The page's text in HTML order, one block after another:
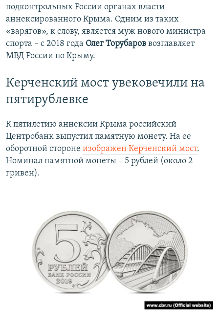
подконтрольных России органах власти
аннексированного Крыма. Одним из таких
«варягов», к слову, является муж нового министра
спорта – с 2018 года Олег Торубаров возглавляет
МВД России по Крыму.
Керченский мост увековечили на
пятирублевке
К пятилетию аннексии Крыма российский
Центробанк выпустил памятную монету. На ее
оборотной стороне изображен Керченский мост.
Номинал памятной монеты – 5 рублей (около 2
гривен).